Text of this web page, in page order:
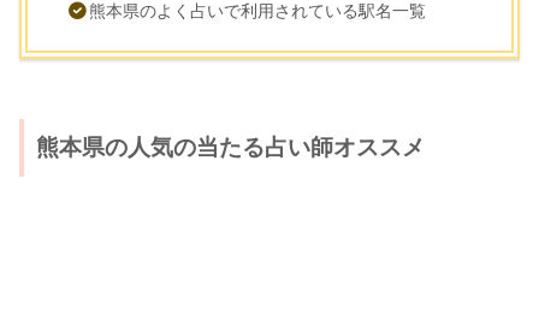
熊本県のよく占いで利用されている駅名一覧
熊本県の人気の当たる占い師オススメ